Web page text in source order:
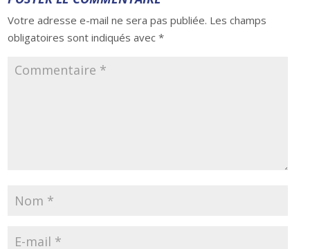
Votre adresse e-mail ne sera pas publiée. Les champs
obligatoires sont indiqués avec*